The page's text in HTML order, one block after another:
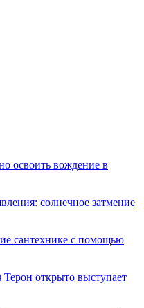
освоить вождение в
солнечное затмение
сантехнике с помощью
открыто выступает